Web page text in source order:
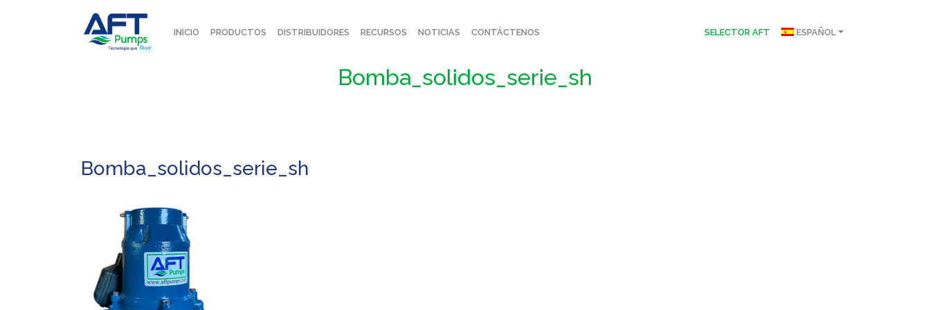
INICIO PRODUCTOS DISTRIBUIDORES RECURSOS NOTICIAS CONTÁCTENOS SELECTOR AFT ESPAÑOL
Bomba_solidos_serie_sh
Bomba_solidos_serie_sh